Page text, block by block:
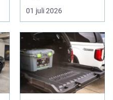
Borlänge finns flera
al...
01 juli 2026